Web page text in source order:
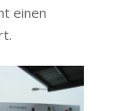
einen